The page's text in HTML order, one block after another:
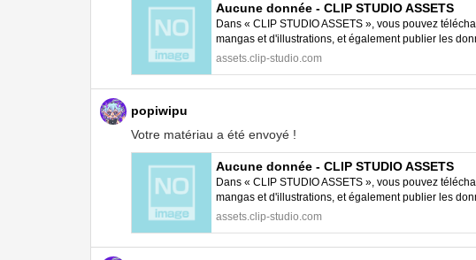
Aucune donnée - CLIP STUDIO ASSETS
Dans « CLIP STUDIO ASSETS », vous pouvez
mangas et d'illustrations, et également publier les
STUDIO PAINT.
assets.clip-studio.com
popiwipu
Votre matériau a été envoyé !
Aucune donnée - CLIP STUDIO ASSETS
Dans « CLIP STUDIO ASSETS », vous pouvez
mangas et d'illustrations, et également publier les
STUDIO PAINT.
assets.clip-studio.com